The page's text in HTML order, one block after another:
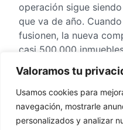
Valoramos tu
Usamos cookies para
navegación, mostrarle
personalizados y analizar
operación sigue
que va de año.
fusionen, la nueva
casi 500.000
competidor y ya había
rechazadas.
Haga clic aquí